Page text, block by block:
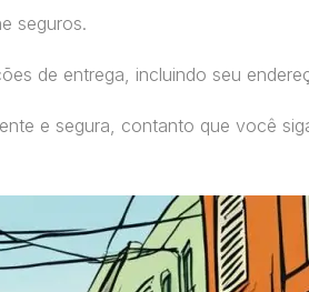
seguros.
de entrega, incluindo seu
e segura, contanto que você